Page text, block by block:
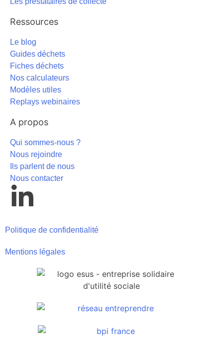
Ressources
Le blog
Guides déchets
Fiches déchets
Nos calculateurs
Modèles utiles
Replays webinaires
A propos
Qui sommes-nous ?
Nous rejoindre
Ils parlent de nous
Nous contacter
Politique de confidentialité
Mentions légales